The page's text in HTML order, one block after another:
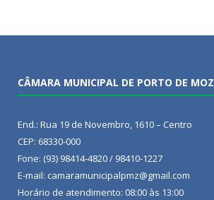
CÂMARA MUNICIPAL DE PORTO DE MOZ
End.: Rua 19 de Novembro, 1610 – Centro
CEP: 68330-000
Fone: (93) 98414-4820 / 98410-1227
E-mail: camaramunicipalpmz@gmail.com
Horário de atendimento: 08:00 às 13:00